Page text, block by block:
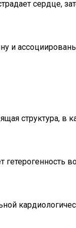
сердце,
и
структура, в
гетерогенность